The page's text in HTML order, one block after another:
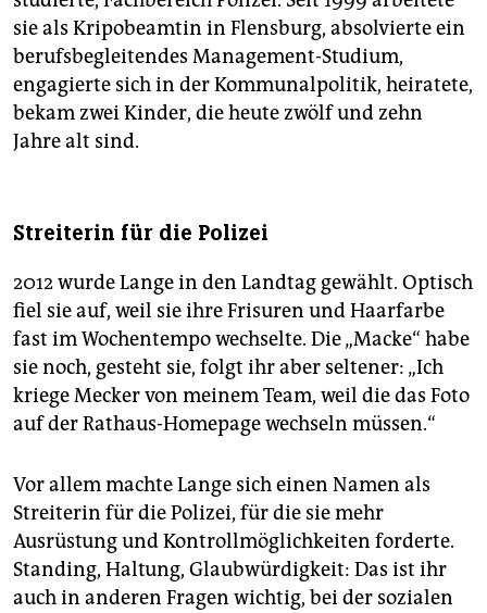
sie als Kripobeamtin in Flensburg, absolvierte ein
berufsbegleitendes Management-Studium,
engagierte sich in der Kommunalpolitik, heiratete,
bekam zwei Kinder, die heute zwölf und zehn
Jahre alt sind.
Streiterin für die Polizei
2012 wurde Lange in den Landtag gewählt. Optisch
fiel sie auf, weil sie ihre Frisuren und Haarfarbe
fast im Wochentempo wechselte. Die „Macke“ habe
sie noch, gesteht sie, folgt ihr aber seltener: „Ich
kriege Mecker von meinem Team, weil die das Foto
auf der Rathaus-Homepage wechseln müssen.“
Vor allem machte Lange sich einen Namen als
Streiterin für die Polizei, für die sie mehr
Ausrüstung und Kontrollmöglichkeiten forderte.
Standing, Haltung, Glaubwürdigkeit: Das ist ihr
auch in anderen Fragen wichtig, bei der sozialen